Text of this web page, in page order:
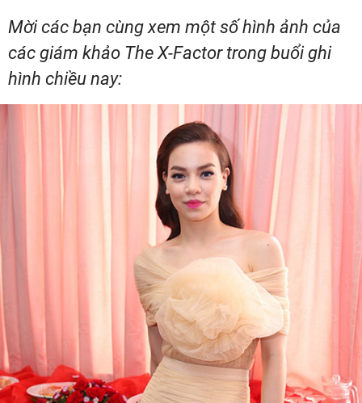
Mời các bạn cùng xem một số hình ảnh của
các giám khảo The X-Factor trong buổi ghi
hình chiều nay: